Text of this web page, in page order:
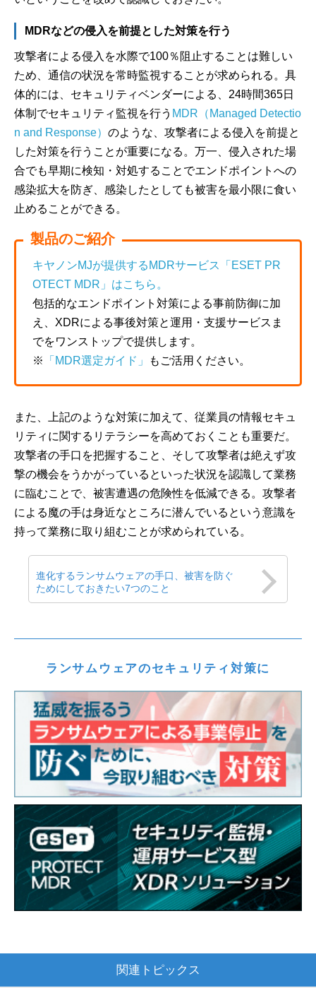
MDRなどの侵入を前提とした対策を行う
攻撃者による侵入を水際で100％阻止することは難しい
ため、通信の状況を常時監視することが求められる。具
体的には、セキュリティベンダーによる、24時間365日
体制でセキュリティ監視を行う MDR（Managed Detectio
n and Response） のような、攻撃者による侵入を前提と
した対策を行うことが重要になる。万一、侵入された場
合でも早期に検知・対処することでエンドポイントへの
感染拡大を防ぎ、感染したとしても被害を最小限に食い
止めることができる。
製品のご紹介
キヤノンMJが提供するMDRサービス「ESET PR
OTECT MDR」はこちら。
包括的なエンドポイント対策による事前防御に加
え、XDRによる事後対策と運用・支援サービスま
でをワンストップで提供します。
※ 「MDR選定ガイド」 もご活用ください。
また、上記のような対策に加えて、従業員の情報セキュ
リティに関するリテラシーを高めておくことも重要だ。
攻撃者の手口を把握すること、そして攻撃者は絶えず攻
撃の機会をうかがっているといった状況を認識して業務
に臨むことで、被害遭遇の危険性を低減できる。攻撃者
による魔の手は身近なところに潜んでいるという意識を
持って業務に取り組むことが求められている。
進化するランサムウェアの手口、被害を防ぐ
ためにしておきたい7つのこと
ランサムウェアのセキュリティ対策に
関連トピックス